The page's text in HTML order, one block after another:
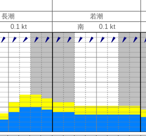
長潮
若潮
0.1 kt 南 0.1 kt